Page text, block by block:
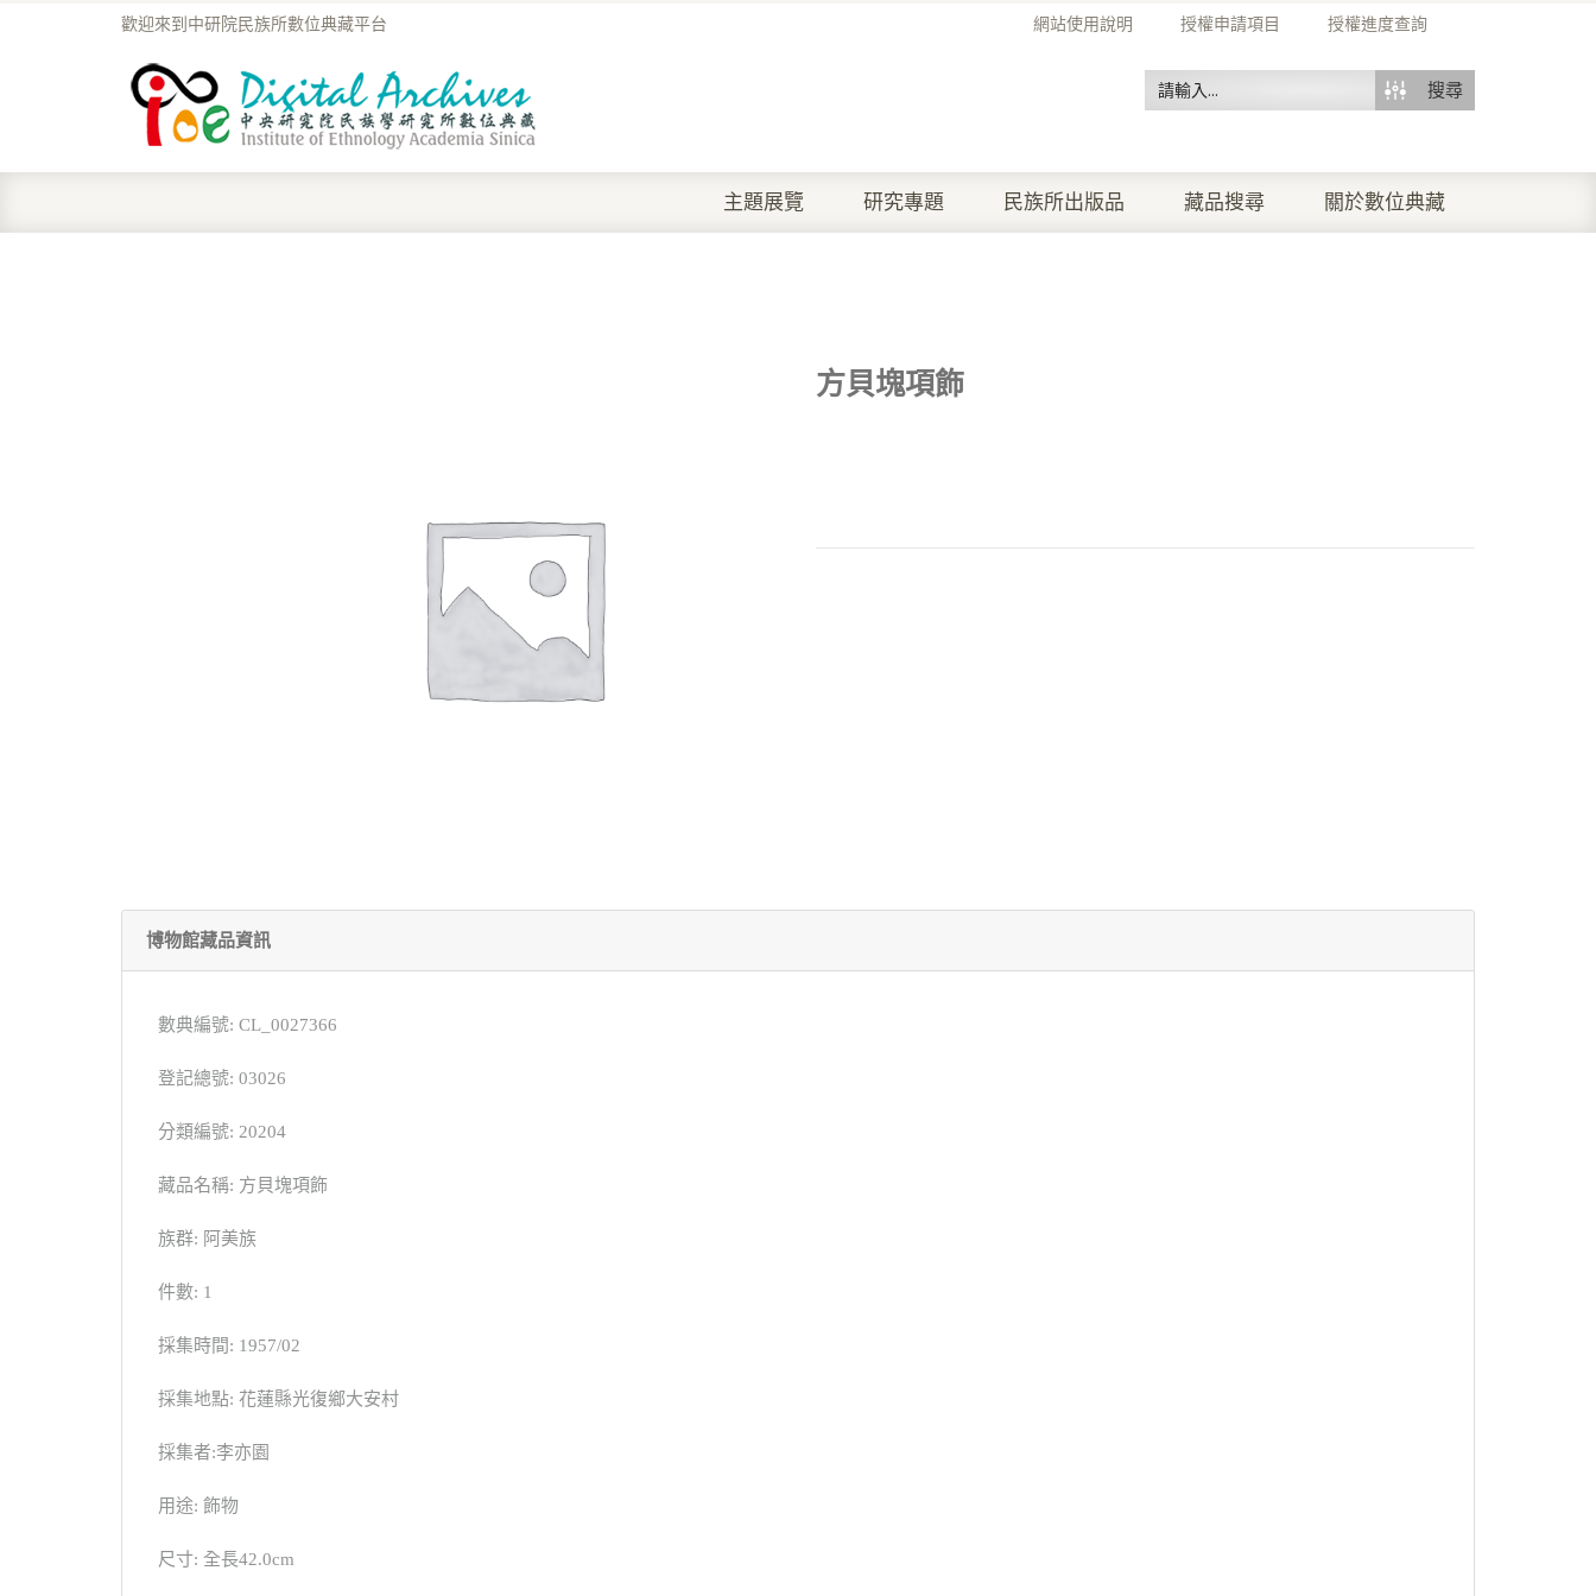
網站使用說明 授權申請項目 授權進度查詢
歡迎來到中研院民族所數位典藏平台
搜尋
主題展覽 研究專題 民族所出版品 藏品搜尋 關於數位典藏
方貝塊項飾
博物館藏品資訊
數典編號: CL_0027366
登記總號: 03026
分類編號: 20204
藏品名稱: 方貝塊項飾
族群: 阿美族
件數: 1
採集時間: 1957/02
採集地點: 花蓮縣光復鄉大安村
採集者:李亦園
用途: 飾物
尺寸: 全長42.0cm